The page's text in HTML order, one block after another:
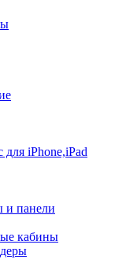
iPhone,iPad
и панели
кабины